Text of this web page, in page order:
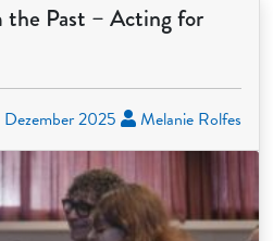
the Past – Acting for
Dezember 2025 Melanie Rolfes